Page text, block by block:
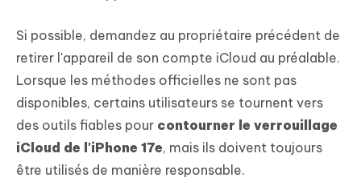
Si possible, demandez au propriétaire précédent de
retirer l'appareil de son compte iCloud au préalable.
Lorsque les méthodes officielles ne sont pas
disponibles, certains utilisateurs se tournent vers
des outils fiables pour contourner le verrouillage
iCloud de l'iPhone 17e, mais ils doivent toujours
être utilisés de manière responsable.